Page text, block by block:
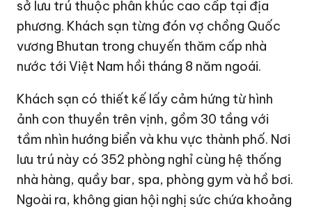
sở lưu trú thuộc phân khúc cao cấp tại địa
phương. Khách sạn từng đón vợ chồng Quốc
vương Bhutan trong chuyến thăm cấp nhà
nước tới Việt Nam hồi tháng 8 năm ngoái.
Khách sạn có thiết kế lấy cảm hứng từ hình
ảnh con thuyền trên vịnh, gồm 30 tầng với
tầm nhìn hướng biển và khu vực thành phố. Nơi
lưu trú này có 352 phòng nghỉ cùng hệ thống
nhà hàng, quầy bar, spa, phòng gym và hồ bơi.
Ngoài ra, không gian hội nghị sức chứa khoảng